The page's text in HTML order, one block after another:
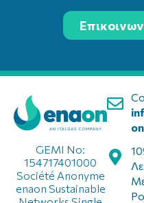
GEMI No:
154717401000
Société Anonyme
enaon Sustainable